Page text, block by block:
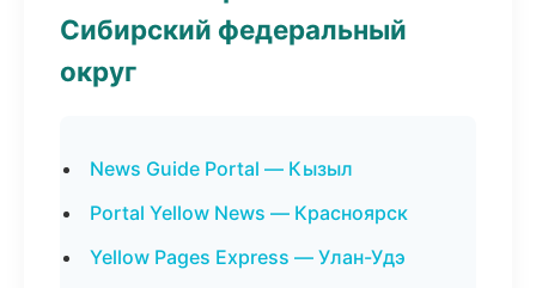
Сибирский федеральный
округ
News Guide Portal — Кызыл
Portal Yellow News — Красноярск
Yellow Pages Express — Улан-Удэ